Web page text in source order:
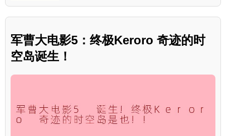
军曹大电影5：终极Keroro 奇迹的时
空岛诞生！